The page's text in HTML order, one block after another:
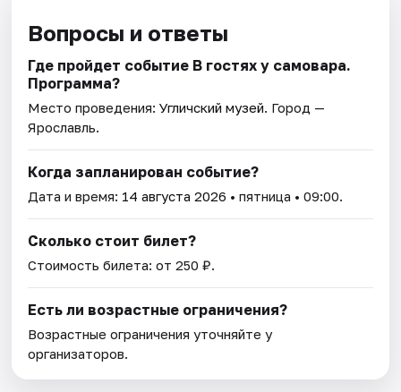
Вопросы и ответы
Где пройдет событие В гостях у самовара.
Программа?
Место проведения:Угличский музей. Город —
Ярославль.
Когда запланирован событие?
Дата и время: 14 августа 2026 • пятница • 09:00.
Сколько стоит билет?
Стоимость билета: от 250 ₽.
Есть ли возрастные ограничения?
Возрастные ограничения уточняйте у
организаторов.